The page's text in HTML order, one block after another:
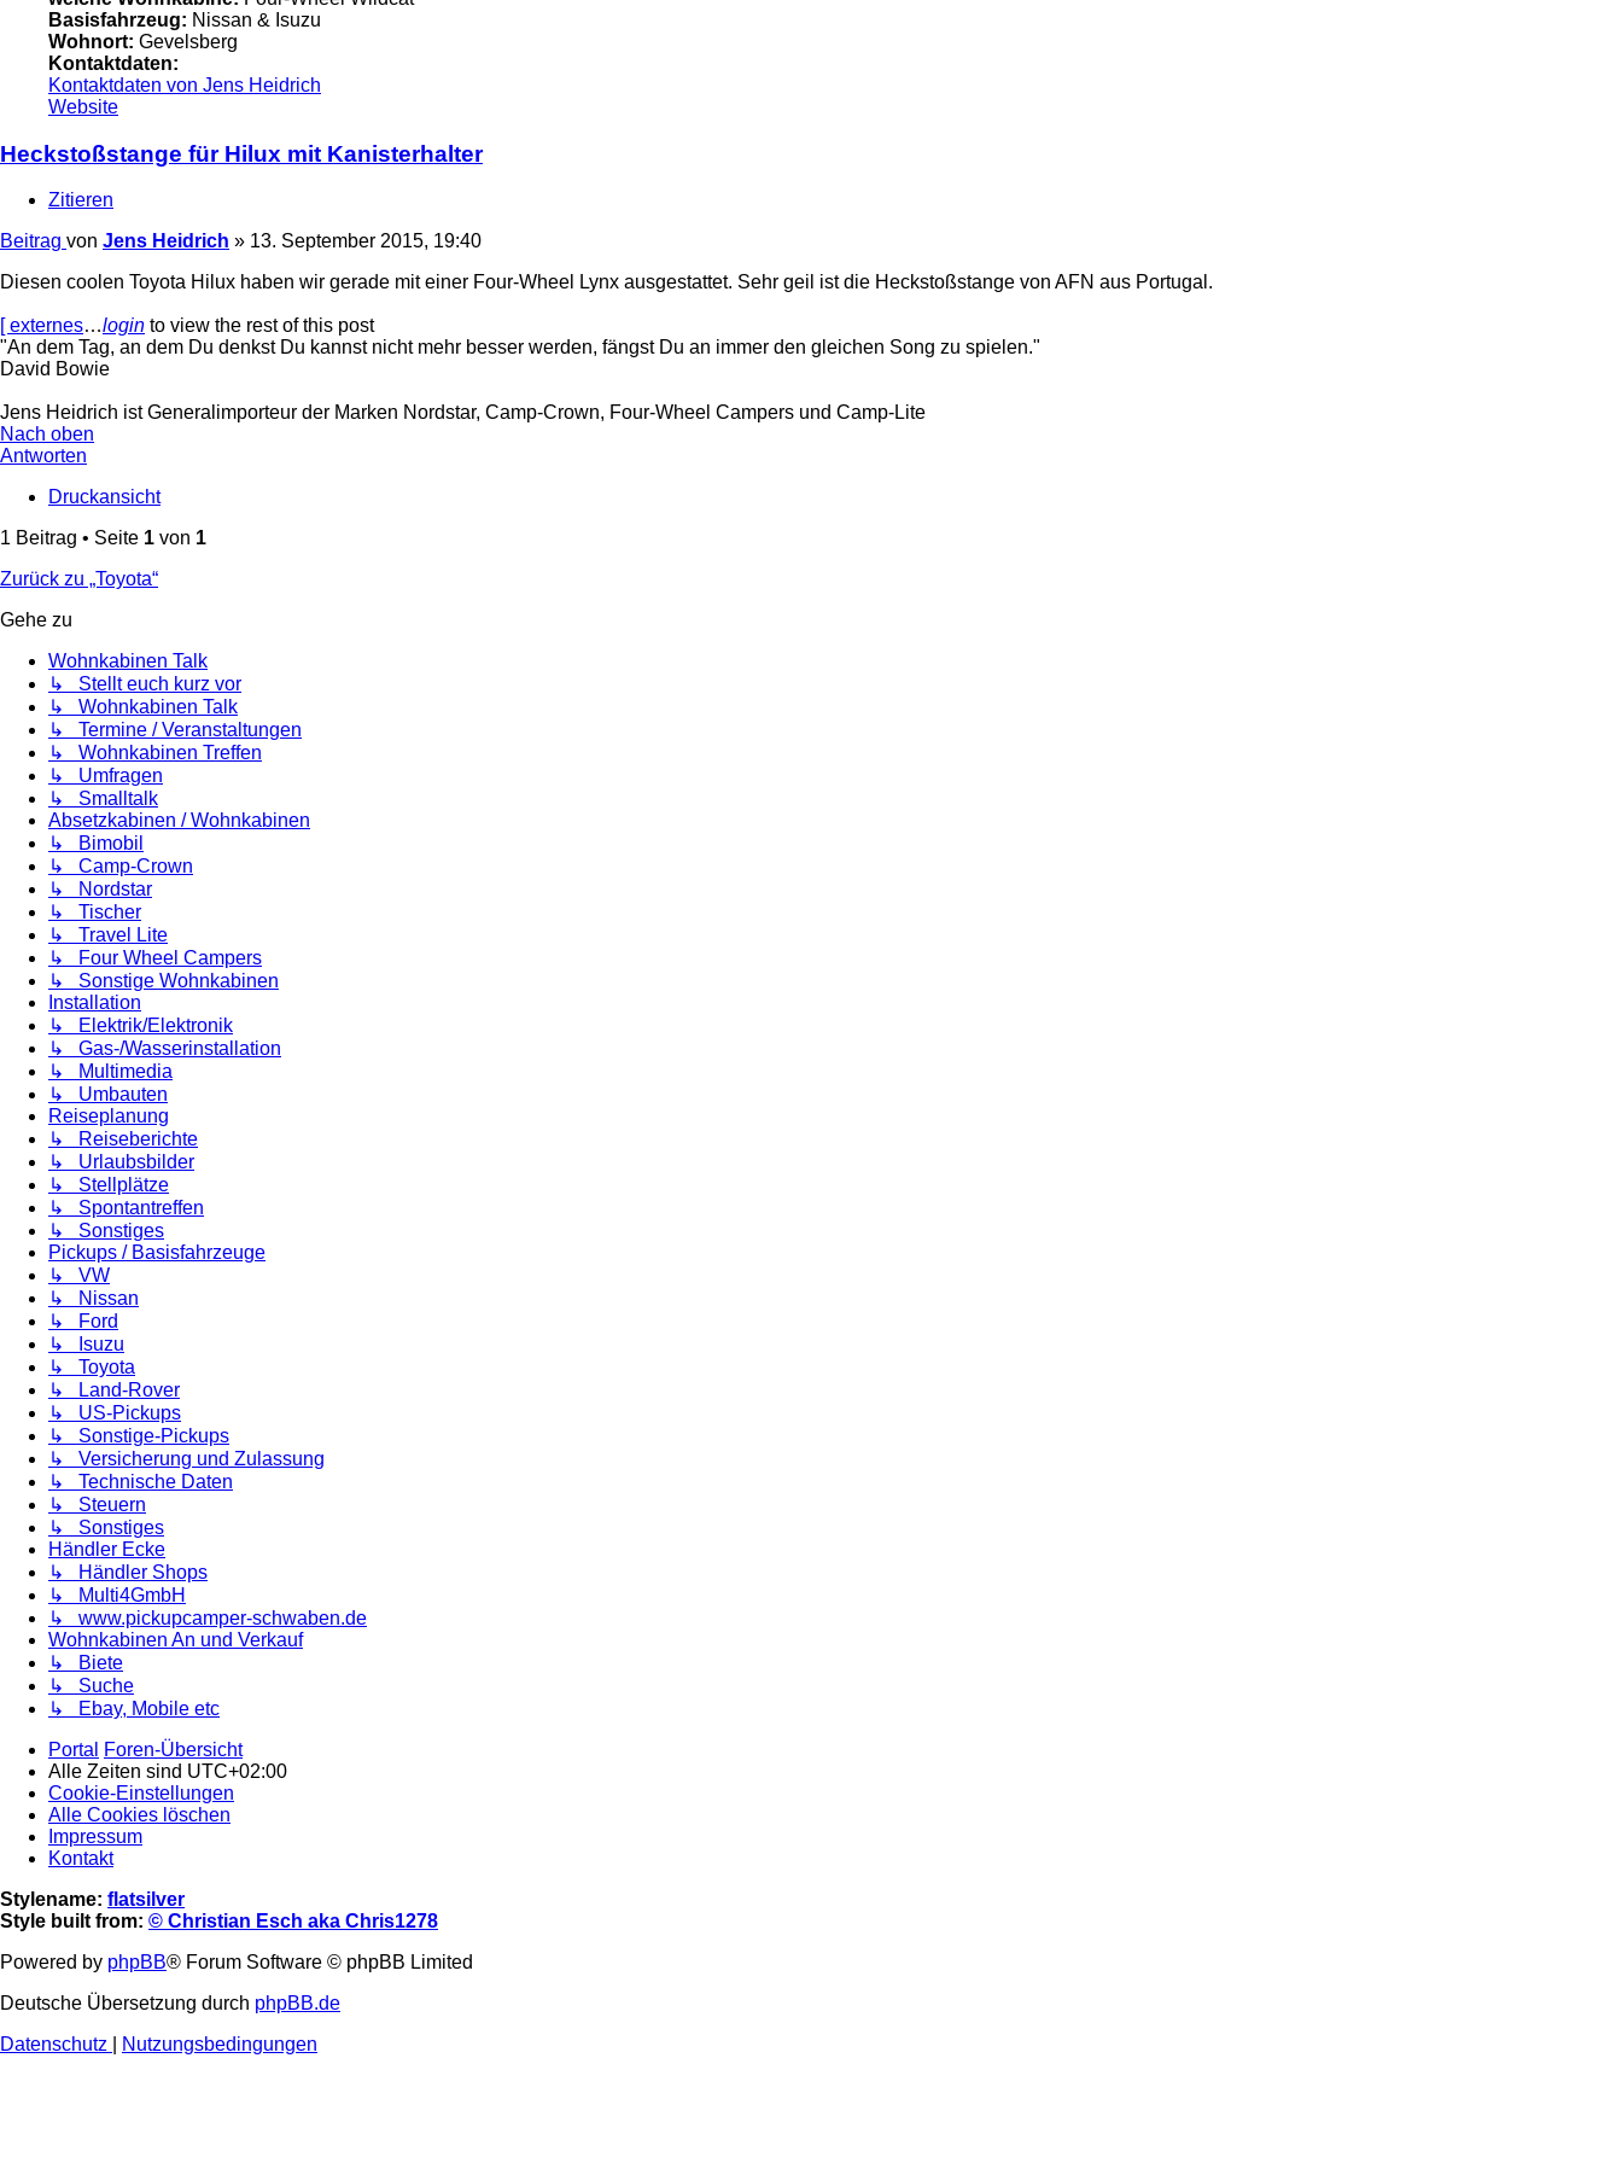
Basisfahrzeug: Nissan & Isuzu
Wohnort: Gevelsberg
Kontaktdaten:
Kontaktdaten von Jens Heidrich
Website
Heckstoßstange für Hilux mit Kanisterhalter
Zitieren
Beitrag von Jens Heidrich » 13. September 2015, 19:40
Diesen coolen Toyota Hilux haben wir gerade mit einer Four-Wheel Lynx ausgestattet. Sehr geil ist die Heckstoßstange von AFN aus Portugal.
[ externes…login to view the rest of this post
"An dem Tag, an dem Du denkst Du kannst nicht mehr besser werden, fängst Du an immer den gleichen Song zu spielen."
David Bowie
Jens Heidrich ist Generalimporteur der Marken Nordstar, Camp-Crown, Four-Wheel Campers und Camp-Lite
Nach oben
Antworten
Druckansicht
1 Beitrag • Seite 1 von 1
Zurück zu „Toyota“
Gehe zu
Wohnkabinen Talk
↳ Stellt euch kurz vor
↳ Wohnkabinen Talk
↳ Termine / Veranstaltungen
↳ Wohnkabinen Treffen
↳ Umfragen
↳ Smalltalk
Absetzkabinen / Wohnkabinen
↳ Bimobil
↳ Camp-Crown
↳ Nordstar
↳ Tischer
↳ Travel Lite
↳ Four Wheel Campers
↳ Sonstige Wohnkabinen
Installation
↳ Elektrik/Elektronik
↳ Gas-/Wasserinstallation
↳ Multimedia
↳ Umbauten
Reiseplanung
↳ Reiseberichte
↳ Urlaubsbilder
↳ Stellplätze
↳ Spontantreffen
↳ Sonstiges
Pickups / Basisfahrzeuge
↳ VW
↳ Nissan
↳ Ford
↳ Isuzu
↳ Toyota
↳ Land-Rover
↳ US-Pickups
↳ Sonstige-Pickups
↳ Versicherung und Zulassung
↳ Technische Daten
↳ Steuern
↳ Sonstiges
Händler Ecke
↳ Händler Shops
↳ Multi4GmbH
↳ www.pickupcamper-schwaben.de
Wohnkabinen An und Verkauf
↳ Biete
↳ Suche
↳ Ebay, Mobile etc
Portal Foren-Übersicht
Alle Zeiten sind UTC+02:00
Cookie-Einstellungen
Alle Cookies löschen
Impressum
Kontakt
Stylename: flatsilver
Style built from: © Christian Esch aka Chris1278
Powered by phpBB® Forum Software © phpBB Limited
Deutsche Übersetzung durch phpBB.de
Datenschutz
Nutzungsbedingungen